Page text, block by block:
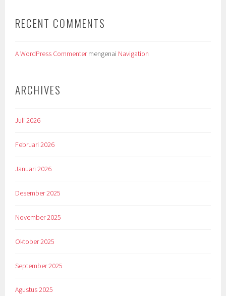
RECENT COMMENTS
A WordPress Commentermengenai Navigation
ARCHIVES
Juli 2026
Februari 2026
Januari 2026
Desember 2025
November 2025
Oktober 2025
September 2025
Agustus 2025